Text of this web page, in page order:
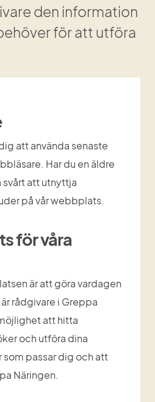
den information
för att utföra
att använda senaste
Har du en äldre
svårt att utnyttja
på vår webbplats.
för våra
är att göra vardagen
rådgivare i Greppa
att hitta
och utföra dina
passar dig och att
Näringen.